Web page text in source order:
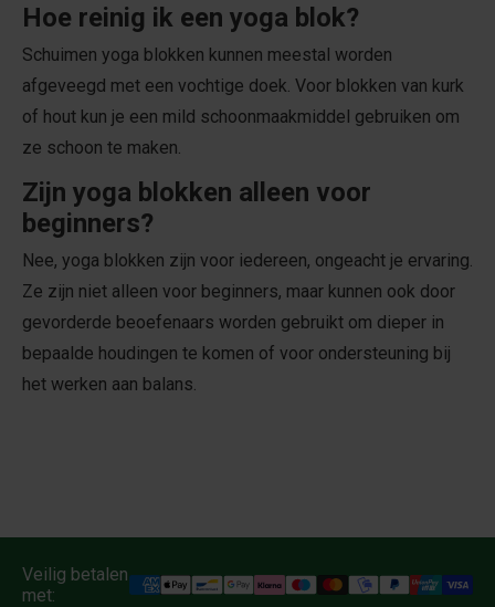
Hoe reinig ik een yoga blok?
Schuimen yoga blokken kunnen meestal worden
afgeveegd met een vochtige doek. Voor blokken van kurk
of hout kun je een mild schoonmaakmiddel gebruiken om
ze schoon te maken.
Zijn yoga blokken alleen voor
beginners?
Nee, yoga blokken zijn voor iedereen, ongeacht je ervaring.
Ze zijn niet alleen voor beginners, maar kunnen ook door
gevorderde beoefenaars worden gebruikt om dieper in
bepaalde houdingen te komen of voor ondersteuning bij
het werken aan balans.
Veilig betalen
met: